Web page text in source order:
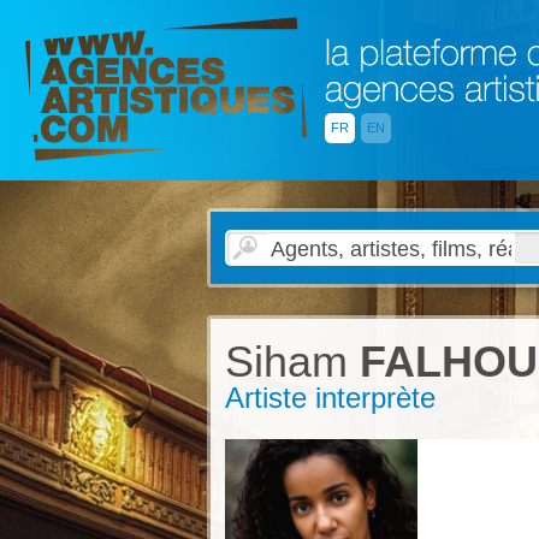
FR EN
Siham
Artiste interprète